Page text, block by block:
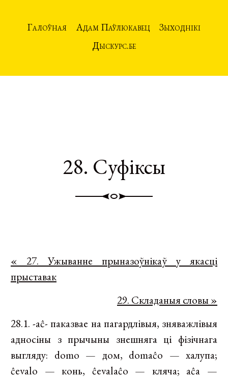
Галоўная Адам Паўлюкавец
Зыходнікі
Дыскурс.бе
28. Суфіксы
« 27. Ужыванне прыназоўнікаў у якасці
прыставак
29. Складаныя словы »
28.1. -aĉ- паказвае на пагардлівыя, зняважлівыя
адносіны з прычыны знешняга ці фізічнага
выгляду: domo — дом, domaĉo — халупа;
ĉevalo — конь, ĉevalaĉo — кляча; aĉa —